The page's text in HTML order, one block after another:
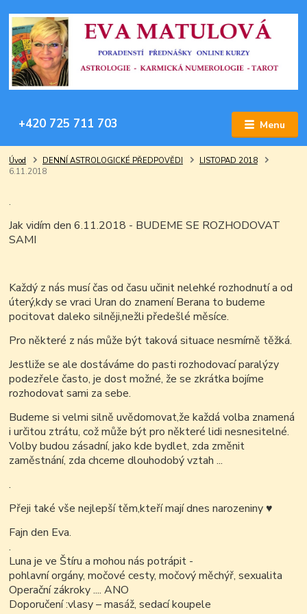
Menu
+420 725 711 703
Úvod DENNÍ ASTROLOGICKÉ PŘEDPOVĚDI
LISTOPAD 2018
6.11.2018
.
Jak vidím den 6.11.2018 - BUDEME SE ROZHODOVAT
SAMI
Každý z nás musí čas od času učinit nelehké rozhodnutí a od
úterý,kdy se vraci Uran do znamení Berana to budeme
pocitovat daleko silněji,nežli předešlé měsíce.
Pro některé z nás může být taková situace nesmírně těžká.
Jestliže se ale dostáváme do pasti rozhodovací paralýzy
podezřele často, je dost možné, že se zkrátka bojíme
rozhodovat sami za sebe.
Budeme si velmi silně uvědomovat,žekaždá volba znamená
i určitou ztrátu, což může být pro některé lidi nesnesitelné.
Volby budou zásadní, jako kde bydlet, zda změnit
zaměstnání, zda chceme dlouhodobý vztah ...
.
Přeji také vše nejlepší těm,kteří mají dnes narozeniny♥
Fajn den Eva.
.
Luna je ve Štíru a mohou nás potrápit -
pohlavní orgány, močové cesty, močový měchýř, sexualita
Operační zákroky .... ANO
Doporučení :vlasy – masáž, sedací koupele